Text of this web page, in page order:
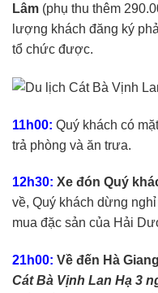
Lâm (phụ thu thêm
lượng khách đăng ký
tổ chức được.
11h00: Quý khách có
trả phòng và ăn trưa.
12h30: Xe đón Quý
về, Quý khách dừng
mua đặc sản của Hải
21h00: Về đến Hà Giang
Cát Bà Vịnh Lan Hạ 3